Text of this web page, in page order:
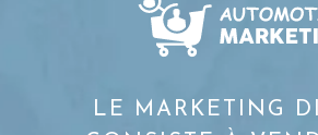
LE MARKETING